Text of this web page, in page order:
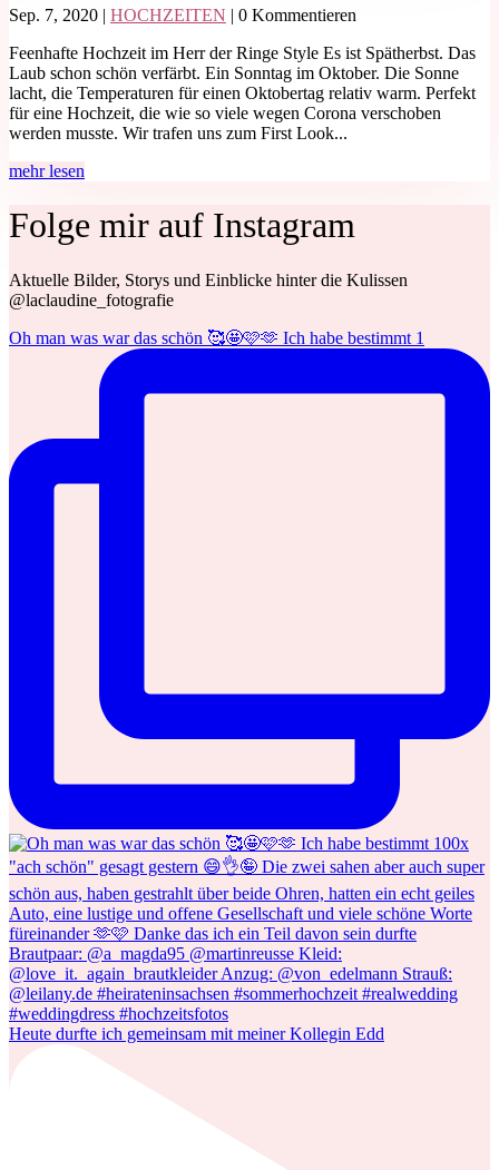
Sep. 7, 2020 | HOCHZEITEN | 0 Kommentieren
Feenhafte Hochzeit im Herr der Ringe Style Es ist Spätherbst. Das
Laub schon schön verfärbt. Ein Sonntag im Oktober. Die Sonne
lacht, die Temperaturen für einen Oktobertag relativ warm. Perfekt
für eine Hochzeit, die wie so viele wegen Corona verschoben
werden musste. Wir trafen uns zum First Look...
mehr lesen
Folge mir auf Instagram
Aktuelle Bilder, Storys und Einblicke hinter die Kulissen
@laclaudine_fotografie
Oh man was war das schön 🥰🤩🩷🫶 Ich habe bestimmt 1
Heute durfte ich gemeinsam mit meiner Kollegin Edd